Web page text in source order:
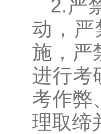
2.严
动，严
施，严
进行考
考作弊
理取缔